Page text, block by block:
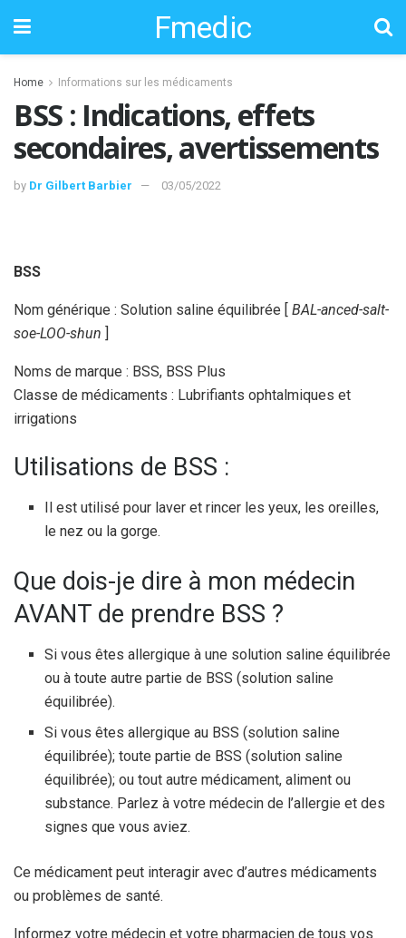
Fmedic
Home Informations sur les médicaments
BSS : Indications, effets
secondaires, avertissements
by Dr Gilbert Barbier 03/05/2022
BSS
Nom générique : Solution saline équilibrée [ BAL-anced-salt-
soe-LOO-shun ]
Noms de marque : BSS, BSS Plus
Classe de médicaments : Lubrifiants ophtalmiques et
irrigations
Utilisations de BSS :
Il est utilisé pour laver et rincer les yeux, les oreilles,
le nez ou la gorge.
Que dois-je dire à mon médecin
AVANT de prendre BSS ?
Si vous êtes allergique à une solution saline équilibrée
ou à toute autre partie de BSS (solution saline
équilibrée).
Si vous êtes allergique au BSS (solution saline
équilibrée); toute partie de BSS (solution saline
équilibrée); ou tout autre médicament, aliment ou
substance. Parlez à votre médecin de l’allergie et des
signes que vous aviez.
Ce médicament peut interagir avec d’autres médicaments
ou problèmes de santé.
Informez votre médecin et votre pharmacien de tous vos